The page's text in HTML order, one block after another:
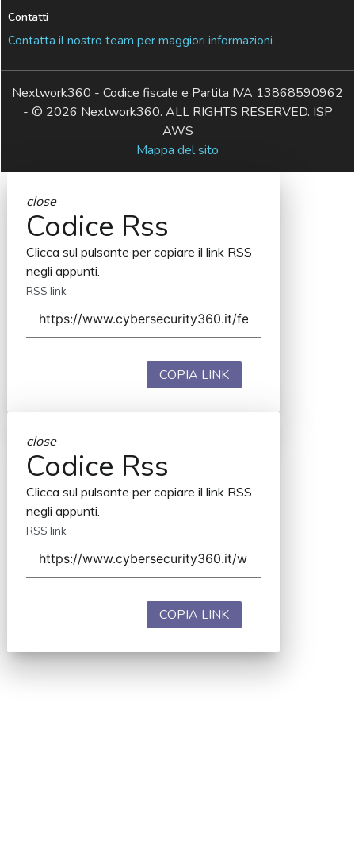
Contatti
Contatta il nostro team per maggiori informazioni
Nextwork360 - Codice fiscale e Partita IVA 13868590962
- © 2026 Nextwork360. ALL RIGHTS RESERVED. ISP
AWS
Mappa del sito
close
Codice Rss
Clicca sul pulsante per copiare il link RSS
negli appunti.
RSS link
COPIA LINK
close
Codice Rss
Clicca sul pulsante per copiare il link RSS
negli appunti.
RSS link
COPIA LINK